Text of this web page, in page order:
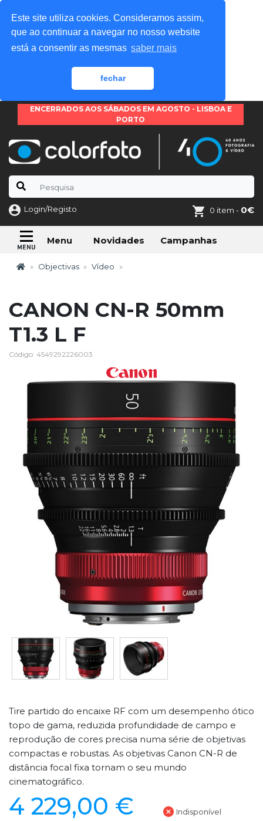
Este site utiliza cookies. Consideramos assim,
que ao continuar a navegar no nosso website
está a consentir as mesmas saber mais
fechar
ENCERRADOS AOS SÁBADOS EM AGOSTO - LISBOA E
PORTO
Login/Registo 0 item - 0€
Menu Novidades Campanhas
Objectivas Vídeo
CANON CN-R 50mm
T1.3 L F
Código: 4549292226003
Tire partido do encaixe RF com um desempenho ótico
topo de gama, reduzida profundidade de campo e
reprodução de cores precisa numa série de objetivas
compactas e robustas. As objetivas Canon CN-R de
distância focal fixa tornam o seu mundo
cinematográfico.
4 229,00 € Indisponível